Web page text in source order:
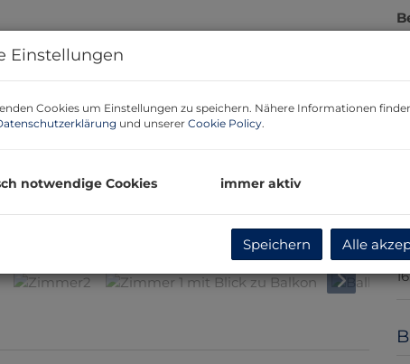
Einstellungen
Cookies um Einstellungen zu speichern. Nähere Informationen
und unserer Cookie Policy.
notwendige Cookies immer aktiv
Speichern Alle